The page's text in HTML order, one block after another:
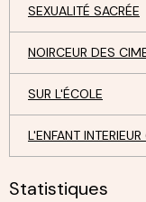
SEXUALITÉ SACRÉE
NOIRCEUR DES
SUR L'ÉCOLE
L'ENFANT
Statistiques